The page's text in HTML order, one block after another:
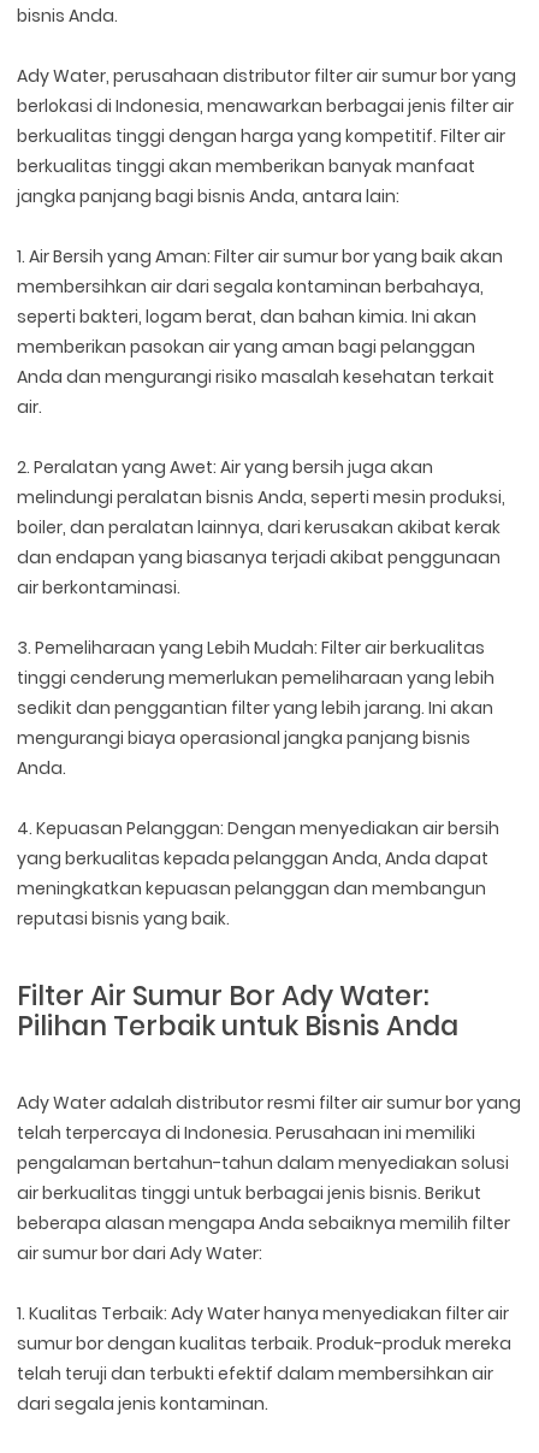
bisnis Anda.
Ady Water, perusahaan distributor filter air sumur bor yang
berlokasi di Indonesia, menawarkan berbagai jenis filter air
berkualitas tinggi dengan harga yang kompetitif. Filter air
berkualitas tinggi akan memberikan banyak manfaat
jangka panjang bagi bisnis Anda, antara lain:
1. Air Bersih yang Aman: Filter air sumur bor yang baik akan
membersihkan air dari segala kontaminan berbahaya,
seperti bakteri, logam berat, dan bahan kimia. Ini akan
memberikan pasokan air yang aman bagi pelanggan
Anda dan mengurangi risiko masalah kesehatan terkait
air.
2. Peralatan yang Awet: Air yang bersih juga akan
melindungi peralatan bisnis Anda, seperti mesin produksi,
boiler, dan peralatan lainnya, dari kerusakan akibat kerak
dan endapan yang biasanya terjadi akibat penggunaan
air berkontaminasi.
3. Pemeliharaan yang Lebih Mudah: Filter air berkualitas
tinggi cenderung memerlukan pemeliharaan yang lebih
sedikit dan penggantian filter yang lebih jarang. Ini akan
mengurangi biaya operasional jangka panjang bisnis
Anda.
4. Kepuasan Pelanggan: Dengan menyediakan air bersih
yang berkualitas kepada pelanggan Anda, Anda dapat
meningkatkan kepuasan pelanggan dan membangun
reputasi bisnis yang baik.
Filter Air Sumur Bor Ady Water:
Pilihan Terbaik untuk Bisnis Anda
Ady Water adalah distributor resmi filter air sumur bor yang
telah terpercaya di Indonesia. Perusahaan ini memiliki
pengalaman bertahun-tahun dalam menyediakan solusi
air berkualitas tinggi untuk berbagai jenis bisnis. Berikut
beberapa alasan mengapa Anda sebaiknya memilih filter
air sumur bor dari Ady Water:
1. Kualitas Terbaik: Ady Water hanya menyediakan filter air
sumur bor dengan kualitas terbaik. Produk-produk mereka
telah teruji dan terbukti efektif dalam membersihkan air
dari segala jenis kontaminan.